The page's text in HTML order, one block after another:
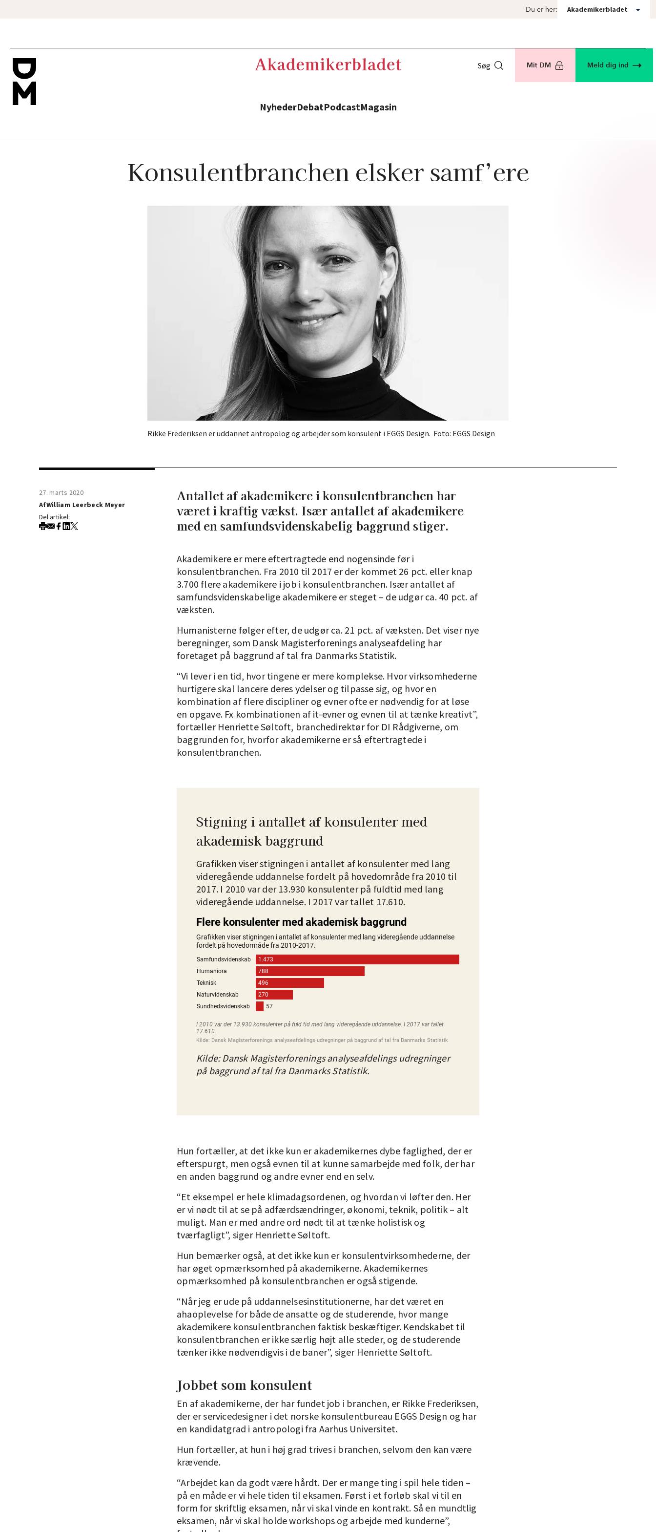
Du er her: Akademikerbladet
NyhederDebatPodcastMagasin
Søg Mit DM Meld dig ind
Konsulentbranchen elsker samf’ere
Rikke Frederiksen er uddannet ­antropolog og ­arbejder som ­konsulent i EGGS Design. Foto: EGGS Design
27. marts 2020
AfWilliam Leerbeck Meyer
Del artikel:
Antallet af akademikere i konsulentbranchen har
været i kraftig vækst. Især antallet af akademikere
med en samfundsvidenskabelig baggrund stiger.
Akademikere er mere eftertragtede end nogensinde før i
konsulentbranchen. Fra 2010 til 2017 er der kommet 26 pct. eller knap
3.700 flere akademikere i job i konsulentbranchen. Især antallet af
samfundsvidenskabelige akademikere er steget – de udgør ca. 40 pct. af
væksten.
Humanisterne følger efter, de udgør ca. 21 pct. af væksten. Det viser nye
beregninger, som Dansk Magisterforenings analyseafdeling har
foretaget på baggrund af tal fra Danmarks Statistik.
“Vi lever i en tid, hvor tingene er mere komplekse. Hvor virksomhederne
hurtigere skal lancere deres ydelser og tilpasse sig, og hvor en
kombination af flere discipliner og evner ofte er nødvendig for at løse
en opgave. Fx kombinationen af it-evner og evnen til at tænke kreativt”,
fortæller Henriette Søltoft, branchedirektør for DI Rådgiverne, om
baggrunden for, hvorfor akademikerne er så eftertragtede i
konsulentbranchen.
Stigning i antallet af konsulenter med
akademisk baggrund
Grafikken viser stigningen i antallet af konsulenter med lang
videregående uddannelse fordelt på hovedområde fra 2010 til
2017. I 2010 var der 13.930 konsulenter på fuldtid med lang
videregående uddannelse. I 2017 var tallet 17.610.
Kilde: Dansk Magisterforenings analyseafdelings udregninger
på baggrund af tal fra Danmarks Statistik.
Hun fortæller, at det ikke kun er akademikernes dybe faglighed, der er
efterspurgt, men også evnen til at kunne samarbejde med folk, der har
en anden baggrund og andre evner end en selv.
“Et eksempel er hele klimadagsordenen, og hvordan vi løfter den. Her
er vi nødt til at se på adfærdsændringer, økonomi, teknik, politik – alt
muligt. Man er med andre ord nødt til at tænke holistisk og
tværfagligt”, siger Henriette Søltoft.
Hun bemærker også, at det ikke kun er konsulentvirksomhederne, der
har øget opmærksomhed på akademikerne. Akademikernes
opmærksomhed på konsulentbranchen er også stigende.
“Når jeg er ude på uddannelsesinstitutionerne, har det været en
ahaoplevelse for både de ansatte og de studerende, hvor mange
akademikere konsulentbranchen faktisk beskæftiger. Kendskabet til
konsulentbranchen er ikke særlig højt alle steder, og de studerende
tænker ikke nødvendigvis i de baner”, siger Henriette Søltoft.
Jobbet som konsulent
En af akademikerne, der har fundet job i branchen, er Rikke Frederiksen,
der er servicedesigner i det norske konsulentbureau EGGS Design og har
en kandidatgrad i antropologi fra Aarhus Universitet.
Hun fortæller, at hun i høj grad trives i branchen, selvom den kan være
krævende.
“Arbejdet kan da godt være hårdt. Der er mange ting i spil hele tiden –
på en måde er vi hele tiden til eksamen. Først i et forløb skal vi til en
form for skriftlig eksamen, når vi skal vinde en kontrakt. Så en mundtlig
eksamen, når vi skal holde workshops og arbejde med kunderne”,